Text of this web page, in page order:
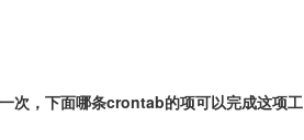
次，下面哪条crontab的项可以完成这项工